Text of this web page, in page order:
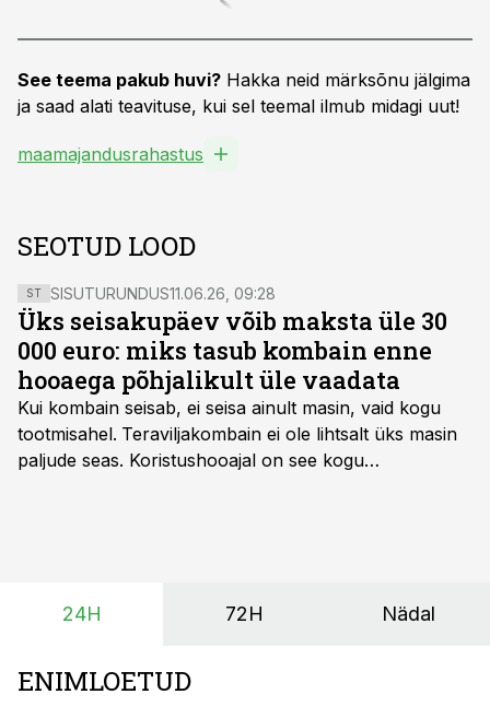
See teema pakub huvi? Hakka neid märksõnu jälgima
ja saad alati teavituse, kui sel teemal ilmub midagi uut!
maamajandusrahastus
SEOTUD LOOD
ST SISUTURUNDUS11.06.26, 09:28
Üks seisakupäev võib maksta üle 30
000 euro: miks tasub kombain enne
hooaega põhjalikult üle vaadata
Kui kombain seisab, ei seisa ainult masin, vaid kogu
tootmisahel. Teraviljakombain ei ole lihtsalt üks masin
paljude seas. Koristushooajal on see kogu
24H 72H Nädal
ENIMLOETUD